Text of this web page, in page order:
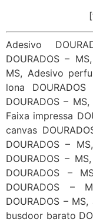
Adesivo
DOURADOS –
MS, Adesivo
lona
DOURADOS –
Faixa impressa
canvas
DOURADOS –
DOURADOS –
DOURADOS –
DOURADOS –
DOURADOS –
busdoor barato